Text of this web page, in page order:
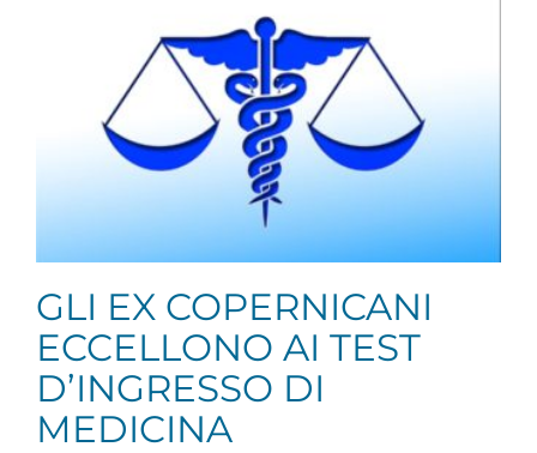
GLI EX COPERNICANI
ECCELLONO AI TEST
D’INGRESSO DI
MEDICINA